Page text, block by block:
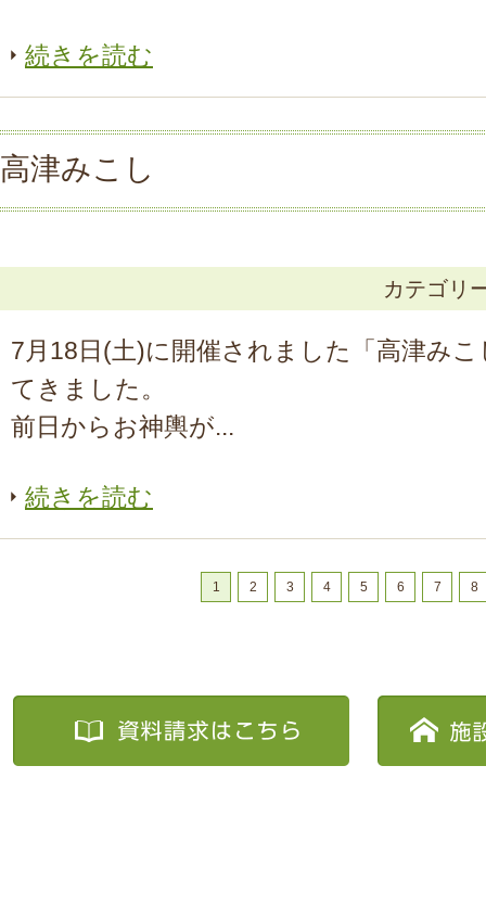
続きを読む
高津みこし
カテゴリ
7月18日(土)に開催されました「高津み
てきました。
前日からお神輿が...
続きを読む
1 2 3 4 5 6 7 8